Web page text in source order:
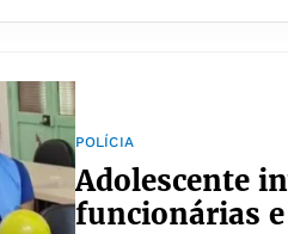
POLÍCIA
Adolescente
funcionárias